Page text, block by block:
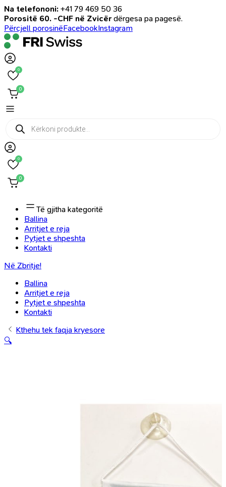
Na telefononi: +41 79 469 50 36
Porositë 60. -CHF në Zvicër dërgesa pa pagesë.
Përcjell porosinëFacebookInstagram
0
0
Products
search
0
0
Të gjitha kategoritë
Ballina
Arritjet e reja
Pytjet e shpeshta
Kontakti
Në Zbritje!
Ballina
Arritjet e reja
Pytjet e shpeshta
Kontakti
Kthehu tek faqja kryesore
🔍